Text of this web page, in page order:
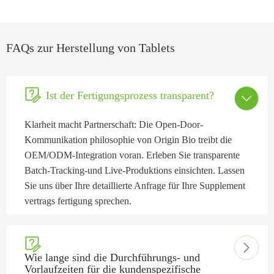
FAQs zur Herstellung von Tablets
 Ist der Fertigungsprozess transparent? 
Klarheit macht Partnerschaft: Die Open-Door-
Kommunikation philosophie von Origin Bio treibt die
OEM/ODM-Integration voran. Erleben Sie transparente
Batch-Tracking-und Live-Produktions einsichten. Lassen
Sie uns über Ihre detaillierte Anfrage für Ihre Supplement
vertrags fertigung sprechen.

Wie lange sind die Durchführungs- und
Vorlaufzeiten für die kundenspezifische
